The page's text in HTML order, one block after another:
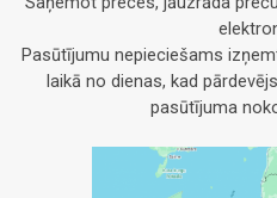
Pasūtījumu nepieciešams
laikā no dienas, kad
pasūtījuma